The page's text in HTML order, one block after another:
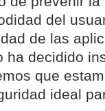
del
de las
ha decidido
que
ideal